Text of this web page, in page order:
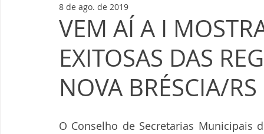
VEM AÍ A I
EXITOSAS DAS
NOVA BRÉSCIA/RS
8 de ago. de 2019
O Conselho de Secretarias Municipais